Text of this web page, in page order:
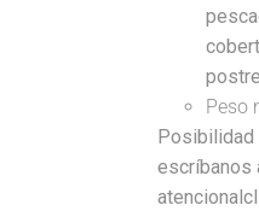
Peso
escríbanos